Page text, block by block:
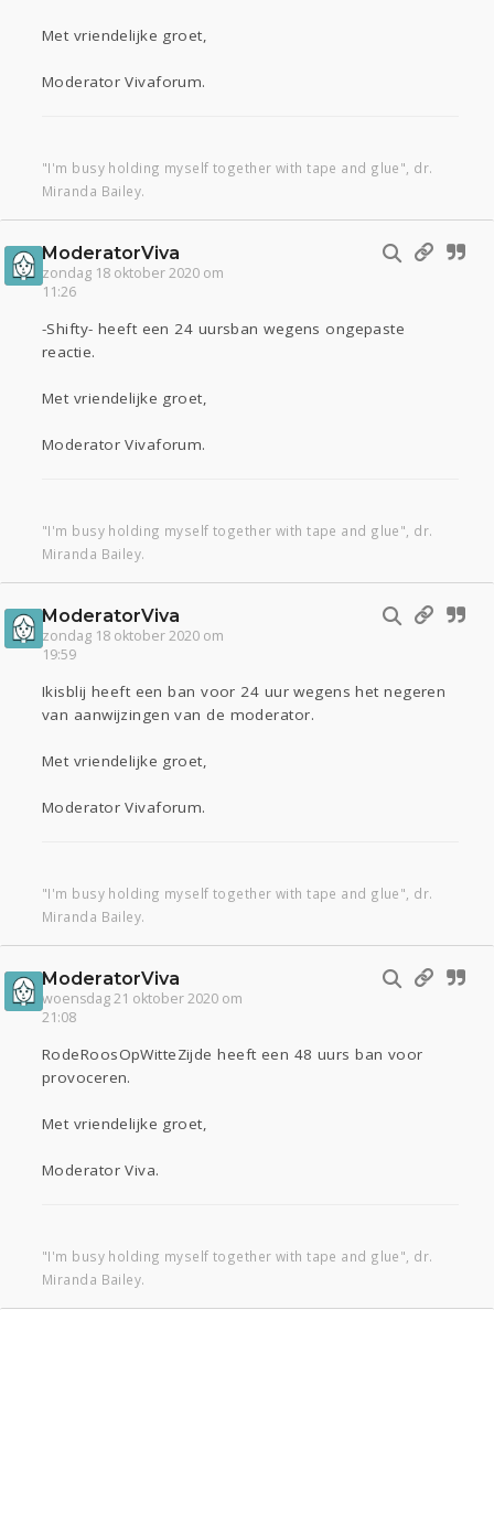
Met vriendelijke groet,
Moderator Vivaforum.
"I'm busy holding myself together with tape and glue", dr.
Miranda Bailey.
ModeratorViva
zondag 18 oktober 2020 om
11:26
-Shifty- heeft een 24 uursban wegens ongepaste
reactie.
Met vriendelijke groet,
Moderator Vivaforum.
"I'm busy holding myself together with tape and glue", dr.
Miranda Bailey.
ModeratorViva
zondag 18 oktober 2020 om
19:59
Ikisblij heeft een ban voor 24 uur wegens het negeren
van aanwijzingen van de moderator.
Met vriendelijke groet,
Moderator Vivaforum.
"I'm busy holding myself together with tape and glue", dr.
Miranda Bailey.
ModeratorViva
woensdag 21 oktober 2020 om
21:08
RodeRoosOpWitteZijde heeft een 48 uurs ban voor
provoceren.
Met vriendelijke groet,
Moderator Viva.
"I'm busy holding myself together with tape and glue", dr.
Miranda Bailey.